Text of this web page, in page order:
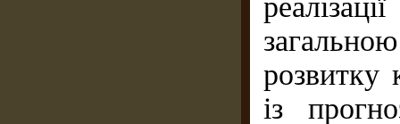
розвитку
із